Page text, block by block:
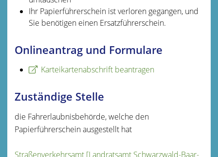
Ihr Papierführerschein ist verloren gegangen, und
Sie benötigen einen Ersatzführerschein.
Onlineantrag und Formulare
Karteikartenabschrift beantragen
Zuständige Stelle
die Fahrerlaubnisbehörde, welche den
Papierführerschein ausgestellt hat
Straßenverkehrsamt [Landratsamt Schwarzwald-Baar-